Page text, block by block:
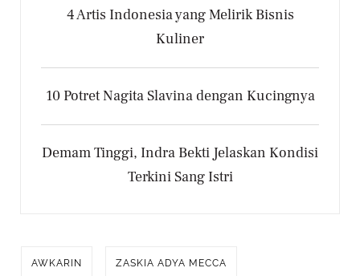
4 Artis Indonesia yang Melirik Bisnis
Kuliner
10 Potret Nagita Slavina dengan Kucingnya
Demam Tinggi, Indra Bekti Jelaskan Kondisi
Terkini Sang Istri
AWKARIN ZASKIA ADYA MECCA